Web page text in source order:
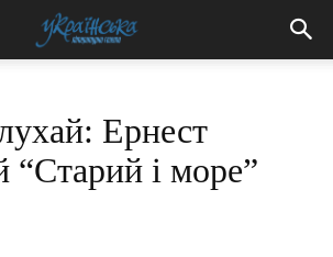
Ернест
“Старий і море”